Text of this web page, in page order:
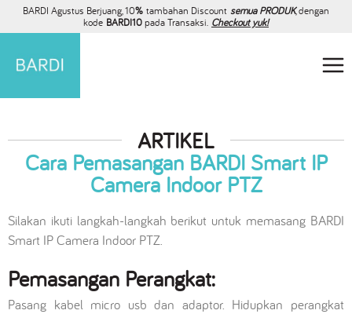
BARDI Agustus Berjuang, 10% tambahan Discount semua PRODUK, dengan
kode BARDI10pada Transaksi. Checkout yuk!
ARTIKEL
Cara Pemasangan BARDI Smart IP
Camera Indoor PTZ
Silakan ikuti langkah-langkah berikut untuk memasang BARDI
Smart IP Camera Indoor PTZ.
Pemasangan Perangkat:
Pasang kabel micro usb dan adaptor. Hidupkan perangkat